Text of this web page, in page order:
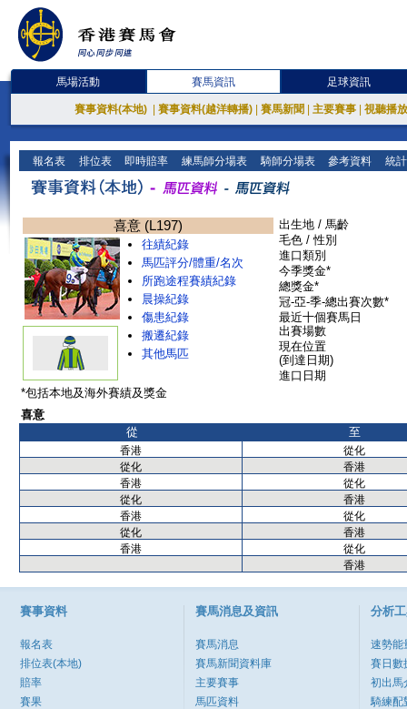
馬場活動 賽馬資訊 足球資訊
賽事資料(本地) 賽事資料(越洋轉播) 賽馬新聞 主要賽事 視聽播
報名表 排位表 即時賠率 練馬師分場表 騎師分場表 參考資料 統
喜意 (L197)
往績紀錄
馬匹評分/體重/名次
所跑途程賽績紀錄
晨操紀錄
傷患紀錄
搬遷紀錄
其他馬匹
出生地 / 馬齡
毛色 / 性別
進口類別
今季獎金*
總獎金*
冠-亞-季-總出賽次數*
最近十個賽馬日
出賽場數
現在位置
(到達日期)
進口日期
*包括本地及海外賽績及獎金
喜意
從
至
香港
從化
從化
香港
香港
從化
從化
香港
香港
從化
從化
香港
香港
從化
香港
賽事資料
報名表
排位表(本地)
賠率
賽果
賽馬消息及資訊
賽馬消息
賽馬新聞資料庫
主要賽事
馬匹資料
分析
速勢能
賽日數
初出馬
騎練配